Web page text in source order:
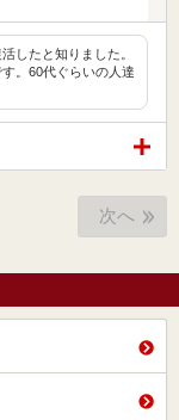
したと知りました。
。60代ぐらいの人達
次へ